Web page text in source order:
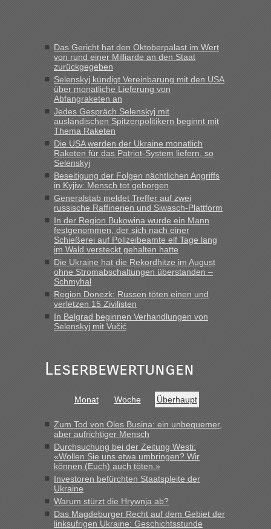
Milliarden aufgedeckt
„Kein Zoll. Du musst an sich nur sagen dass das privat ist
und du nicht damit handeln willst. So lange das nicht
Originalverpackt ist und ersichlich das nicht neu sollte es
keine Probleme geben“
Recht, Visa und Dokumente • Deklaration
gebrauchter Kleidung beim Zoll
„Hallo Leute, ich weiß nicht, ob ich hier richtig bin mit meiner
Anfrage. Ich möchte 4 Umzugskartons mit gebrauchter
Straßen Kleidung bei der Einreise in die Ukraine
mitnehmen. Es ist gebrauchte Kleidung...“
Berichte und Reisetipps • Re: An welchem
Grenzübergang zwischen Polen und der Ukraine geht es am
schnellsten?
„Wir sind mit unserem Wohnmobil, wie geplant am Montag
15.6. in Krakovets rüber. Sehr zeitig los gegen 5 Uhr in der
Früh. Mit sehr sehr wenig Verkehr, super bis zur Grenze. Nur
8 PKW vor der Schranke....“
inBerichte und Reisetipps • Re: An welchem
Grenzübergang zwischen Polen und der Ukraine geht es am
in Krakowez mit dem Kleinbus. Abfertigung ging dann
schnell da auch Passagiere mit EU-Pass dabei waren“
Berichte und Reisetipps • Re: An welchem
Grenzübergang zwischen Polen und der Ukraine geht es am
schnellsten?
„Bin am Montag 15.6.26 um 8 Uhr in Urgyniw ausgereist,
das erste Mal an einem Montagmorgen ca. 15 Fahrzeuge
vor mir, bin sonst der Erste oder Zweite, egal, nach ca 20
Minuten wurde dann die nächste Welle...“
Berichte und Reisetipps • Re: An welchem
Grenzübergang zwischen Polen und der Ukraine geht es am
schnellsten?
Das Gericht hat den Oktoberpalast im Wert
von rund einer Milliarde an den Staat
zurückgegeben
Selenskyj kündigt Vereinbarung mit den USA
über monatliche Lieferung von
Abfangraketen an
Jedes Gespräch Selenskyj mit
ausländischen Spitzenpolitikern beginnt mit
Thema Raketen
Die USA werden der Ukraine monatlich
Raketen für das Patriot-System liefern, so
Selenskyj
Beseitigung der Folgen nächtlichen Angriffs
in Kyjiw: Mensch tot geborgen
Generalstab meldet Treffer auf zwei
russische Raffinerien und Siwasch-Plattform
In der Region Bukowina wurde ein Mann
festgenommen, der sich nach einer
Schießerei auf Polizeibeamte elf Tage lang
im Wald versteckt gehalten hatte
Die Ukraine hat die Rekordhitze im August
ohne Stromabschaltungen überstanden –
Schmyhal
Region Donezk: Russen töten einen und
verletzen 15 Zivilisten
In Belgrad beginnen Verhandlungen von
Selenskyj mit Vučić
Leserbewertungen
Monat Woche Überhaupt
Zum Tod von Oles Busina: ein unbequemer,
aber aufrichtiger Mensch
Durchsuchung bei der Zeitung Westi:
«Wollen Sie uns etwa umbringen? Wir
können (Euch) auch töten.»
Investoren befürchten Staatspleite der
Ukraine
Warum stürzt die Hrywnja ab?
Das Magdeburger Recht auf dem Gebiet der
linksufrigen Ukraine: Geschichtsstunde